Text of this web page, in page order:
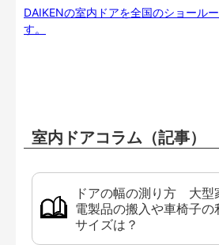
DAIKENの室内ドアを全国のショール
す。
室内ドアコラム（記事）
ドアの幅の測り方 大型
電製品の搬入や車椅子の
サイズは？